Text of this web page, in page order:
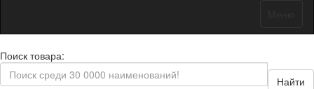
Поиск товара:
Найти